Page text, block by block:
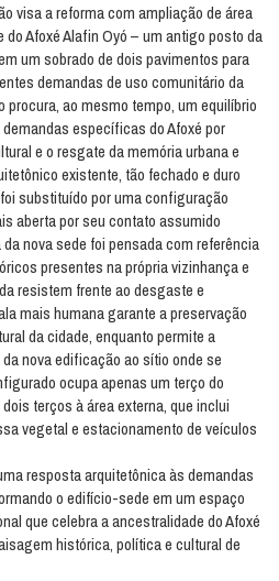
visa a reforma com ampliação de área
Afoxé Alafin Oyó – um antigo posto da
um sobrado de dois pavimentos para
demandas de uso comunitário da
ao mesmo tempo, um equilíbrio
específicas do Afoxé por
e o resgate da memória urbana e
existente, tão fechado e duro
substituído por uma configuração
aberta por seu contato assumido
nova sede foi pensada com referência
presentes na própria vizinhança e
resistem frente ao desgaste e
mais humana garante a preservação
da cidade, enquanto permite a
nova edificação ao sítio onde se
ocupa apenas um terço do
terços à área externa, que inclui
vegetal e estacionamento de veículos
resposta arquitetônica às demandas
o edifício-sede em um espaço
que celebra a ancestralidade do Afoxé
histórica, política e cultural de